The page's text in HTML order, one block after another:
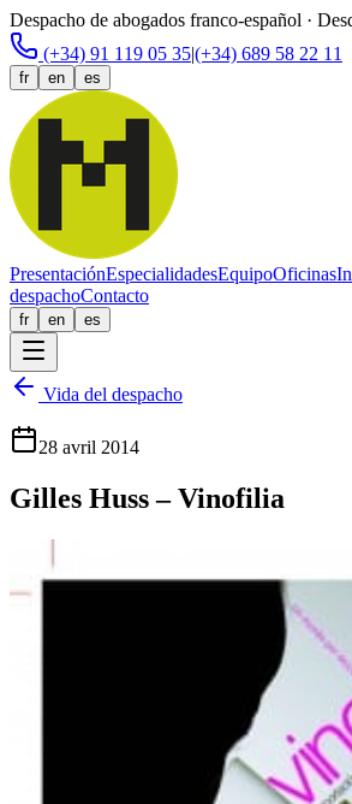
Despacho de abogados franco-español ·
(+34) 91 119 05 35|(+34) 689 58 22 11
fr en es
PresentaciónEspecialidadesEquipoOficinas
despachoContacto
fr en es
Vida del despacho
28 avril 2014
Gilles Huss – Vinofilia